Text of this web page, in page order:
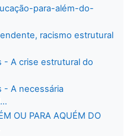
para-além-do-
racismo estrutural
- A crise estrutural do
- A necessária
OU PARA AQUÉM DO